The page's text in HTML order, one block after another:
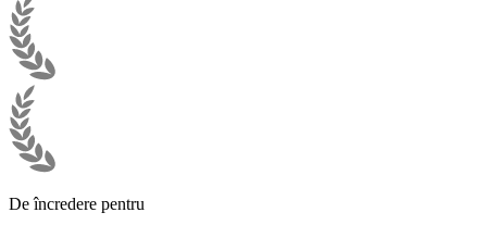
De încredere pentru